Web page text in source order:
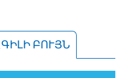
ԲՈՒՅՆ